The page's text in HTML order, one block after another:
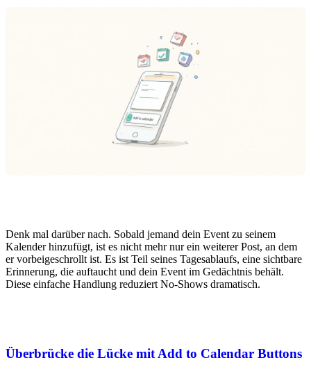
Denk mal darüber nach. Sobald jemand dein Event zu seinem
Kalender hinzufügt, ist es nicht mehr nur ein weiterer Post, an dem
er vorbeigeschrollt ist. Es ist Teil seines Tagesablaufs, eine sichtbare
Erinnerung, die auftaucht und dein Event im Gedächtnis behält.
Diese einfache Handlung reduziert No-Shows dramatisch.
Überbrücke die Lücke mit Add to Calendar Buttons